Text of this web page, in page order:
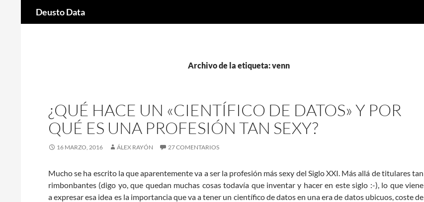
Deusto Data
Archivo de la etiqueta: venn
¿QUÉ HACE UN «CIENTÍFICO DE DATOS» Y POR
QUÉ ES UNA PROFESIÓN TAN SEXY?
16 MARZO, 2016 ÁLEX RAYÓN 27 COMENTARIOS
Mucho se ha escrito la que aparentemente va a ser la profesión más sexy del Siglo XXI. Más allá de titulares tan
rimbonbantes (digo yo, que quedan muchas cosas todavía que inventar y hacer en este siglo :-), lo que viene
a expresar esa idea es la importancia que va a tener un científico de datos en una era de datos ubicuos, coste de